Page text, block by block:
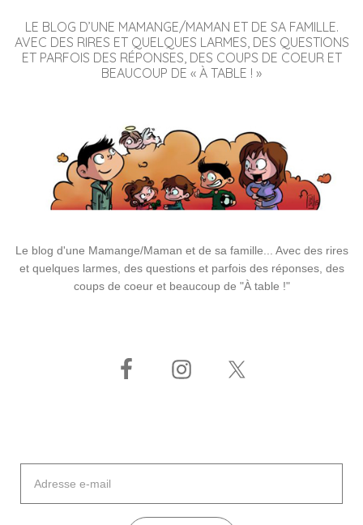
LE BLOG D’UNE MAMANGE/MAMAN ET DE SA FAMILLE.
AVEC DES RIRES ET QUELQUES LARMES, DES QUESTIONS
ET PARFOIS DES RÉPONSES, DES COUPS DE COEUR ET
BEAUCOUP DE « À TABLE ! »
Le blog d'une Mamange/Maman et de sa famille... Avec des rires
et quelques larmes, des questions et parfois des réponses, des
coups de coeur et beaucoup de "À table !"
mail